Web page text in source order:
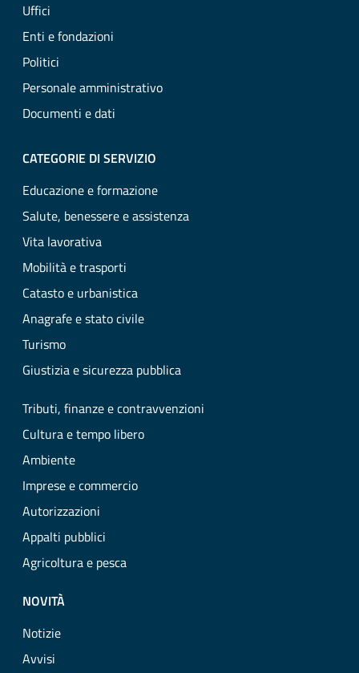
Uffici
Enti e fondazioni
Politici
Personale amministrativo
Documenti e dati
CATEGORIE DI SERVIZIO
Educazione e formazione
Salute, benessere e assistenza
Vita lavorativa
Mobilità e trasporti
Catasto e urbanistica
Anagrafe e stato civile
Turismo
Giustizia e sicurezza pubblica
Tributi, finanze e contravvenzioni
Cultura e tempo libero
Ambiente
Imprese e commercio
Autorizzazioni
Appalti pubblici
Agricoltura e pesca
NOVITÀ
Notizie
Avvisi